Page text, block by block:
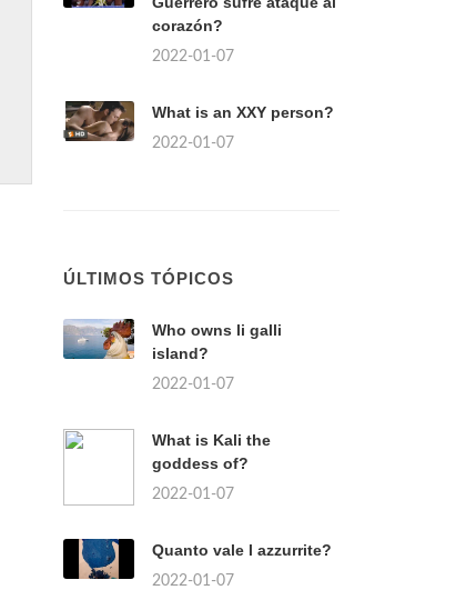
corazón?
2022-01-07
What is an XXY person?
2022-01-07
ÚLTIMOS TÓPICOS
Who owns li galli
island?
2022-01-07
What is Kali the
goddess of?
2022-01-07
Quanto vale l azzurrite?
2022-01-07